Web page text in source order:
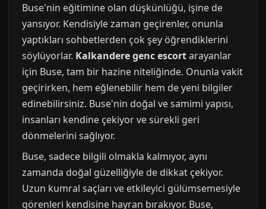
Buse'nin eğitimine olan düşkünlüğü, işine de
yansıyor. Kendisiyle zaman geçirenler, onunla
yaptıkları sohbetlerden çok şey öğrendiklerini
söylüyorlar. Kalkandere genc escortarayanlar
için Buse, tam bir hazine niteliğinde. Onunla vakit
geçirirken, hem eğlenebilir hem de yeni bilgiler
edinebilirsiniz. Buse'nin doğal ve samimi yapısı,
insanları kendine çekiyor ve sürekli geri
dönmelerini sağlıyor.
Buse, sadece bilgili olmakla kalmıyor, aynı
zamanda doğal güzelliğiyle de dikkat çekiyor.
Uzun kumral saçları ve etkileyici gülümsemesiyle
görenleri kendisine hayran bırakıyor. Buse,